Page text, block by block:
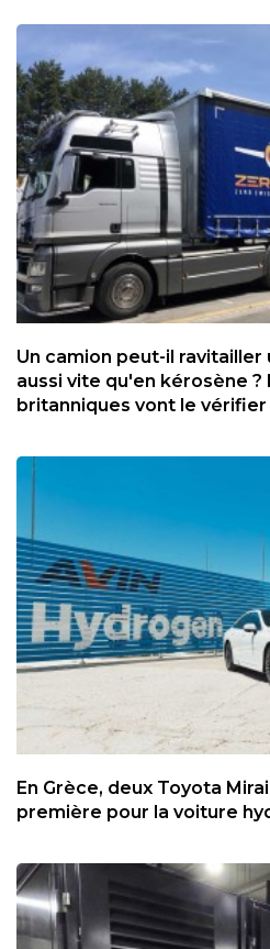
Un camion peut-il ravitailler
aussi vite qu'en kérosène
britanniques vont le vérifier
En Grèce, deux Toyota
première pour la voiture